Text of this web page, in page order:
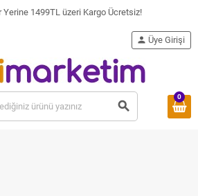
Yerine 1499TL üzeri Kargo Ücretsiz!
search
person Üye Girişi
0